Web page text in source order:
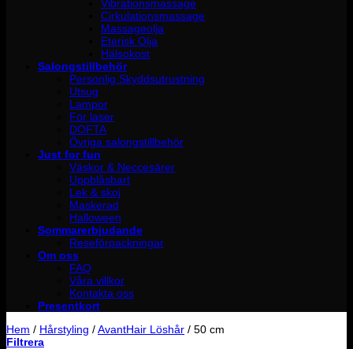
Vibrationsmassage
Cirkulationsmassage
Massageolja
Eterisk Olja
Hälsokost
Salongstillbehör
Personlig Skyddsutrustning
Utsug
Lampor
För laser
DOFTA
Övriga salongstillbehör
Just for fun
Väskor & Neccesärer
Uppblåsbart
Lek & skoj
Maskerad
Halloween
Sommarerbjudande
Reseförpackningar
Om oss
FAQ
Våra villkor
Kontakta oss
Presentkort
Hem / Hårstyling /AvantHair Löshår / 50 cm
Filtrera